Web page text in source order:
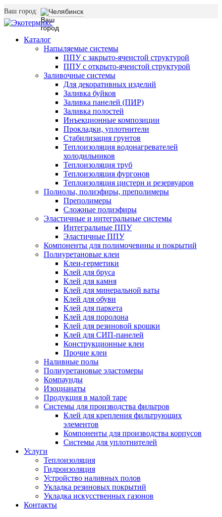
Ваш город: Челябинск
Каталог
Напыляемые системы
ППУ с закрыто-ячеистой структурой
ППУ с открыто-ячеистой структурой
Заливочные системы
Для декоративных изделий
Заливка буйков
Заливка панелей (ПИР)
Заливка полостей
Инъекционные композиции
Прокладки, уплотнители
Стабилизация грунтов
Теплоизоляция водонагревателей
холодильников
Теплоизоляция труб
Теплоизоляция фургонов
Теплоизоляция цистерн и резервуаров
Полиолы, полиэфиры, преполимеры
Преполимеры
Сложные полиэфиры
Эластичные и интегральные системы
Интегральные ППУ
Эластичные ППУ
Компоненты для полимочевины и покрытий
Полиуретановые клеи
Клеи-герметики
Клей для бруса
Клей для камня
Клей для минеральной ваты
Клей для обуви
Клей для паркета
Клей для поролона
Клей для резиновой крошки
Клей для СИП-панелей
Конструкционные клеи
Прочие клеи
Наливные полы
Полиуретановые эластомеры
Компаунды
Изоцианаты
Продукция в малой таре
Системы для производства фильтров
Клей для крепления фильтрующих
элементов
Компоненты для производства корпусов
Системы для уплотнителей
Услуги
Теплоизоляция
Гидроизоляция
Устройство наливных полов
Укладка резиновых покрытий
Укладка искусственных газонов
Контакты